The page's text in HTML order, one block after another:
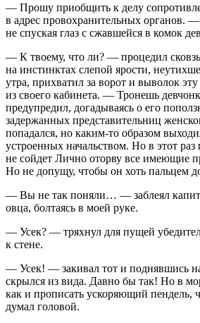
— Прошу приобщить к делу
в адрес провохранительных органов.
не спуская глаз с сжавшейся в комок
— К твоему, что ли? — процедил
на инстинктах слепой ярости,
утра, прихватил за ворот и выволок
из своего кабинета. — Тронешь
предупредил, догадываясь о его
задержанных представительниц
попадался, но каким-то образом
устроенных начальством. Но в этот раз
не сойдет Лично оторву все имеющие
Но не допущу, чтобы он хоть пальцем
— Вы не так поняли… — заблеял
овца, болтаясь в моей руке.
— Усек? — тряхнул для пущей
к стене.
— Усек! — закивал тот и поднявшись
скрылся из вида. Давно бы так! Но в
как и прописать ускоряющий пендель,
думал головой.